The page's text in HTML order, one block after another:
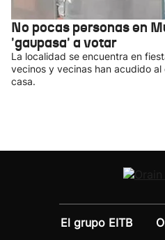
No pocas personas en
'gaupasa' a votar
La localidad se encuentra en
vecinos y vecinas han acudido
casa.
El grupo EITB